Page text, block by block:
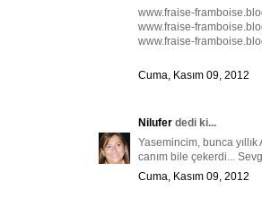
www.fraise-
www.fraise-
www.fraise-
Cuma, Kasım 09, 2012
Nilufer dedi ki...
Yasemincim, bunca
canım bile çekerdi...
Cuma, Kasım 09, 2012